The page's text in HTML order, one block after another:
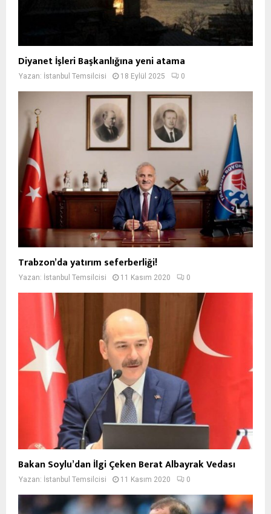
Diyanet İşleri Başkanlığına yeni atama
Yazan: İstanbul Temsilcisi 18 Eylül 2025 0
Trabzon’da yatırım seferberliği!
Yazan: İstanbul Temsilcisi 11 Kasım 2020 0
Bakan Soylu’dan İlgi Çeken Berat Albayrak Vedası
Yazan: İstanbul Temsilcisi 11 Kasım 2020 0